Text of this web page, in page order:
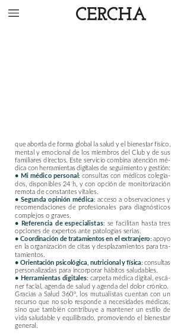
queaborda deforma global lasaludyelbienestarfísico,
mentaly emocional de los miembros del Club y de sus
familiares directos. Este servicio combina atención mé-
dicaconherramientasdigitalesdeseguimientoygestión:
• Mi médico personal: consultas con médicos colegia-
dos, disponibles 24 h, y con opción de monitorización
remota deconstantesvitales.
• Segunda opinión médica: acceso a observaciones y
recomendaciones de profesionales para diagnósticos
complejos o graves.
• Referencia de especialistas: se facilitan hasta tres
opciones de expertos ante patologías serias.
• Coordinación detratamientosen el extranjero: apoyo
en la organización decitas ydesplazamientos para tra-
tamientos.
• Orientación psicológica, nutricionalyfísica: consultas
personalizadas para incorporarhábitos saludables.
• Herramientas digitales: carpeta médica digital, escá-
ner facial, agenda de saludyagendadel dolor crónico.
Gracias a Salud 360º, los mutualistas cuentan con un
recurso que no solo responde a necesidades médicas,
sino que también contribuye a mantener un estilo de
vida saludable y equilibrado, promoviendo el bienestar
general.